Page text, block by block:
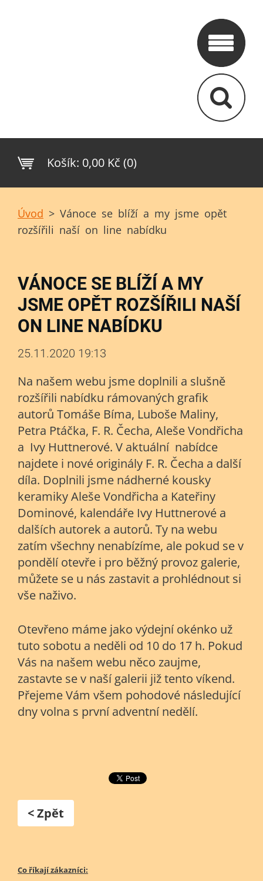
Košík: 0,00 Kč (0)
Úvod > Vánoce se blíží a my jsme opět
rozšířili naší on line nabídku
VÁNOCE SE BLÍŽÍ A MY
JSME OPĚT ROZŠÍŘILI NAŠÍ
ON LINE NABÍDKU
25.11.2020 19:13
Na našem webu jsme doplnili a slušně
rozšířili nabídku rámovaných grafik
autorů Tomáše Bíma, Luboše Maliny,
Petra Ptáčka, F. R. Čecha, Aleše Vondřicha
a Ivy Huttnerové. V aktuální nabídce
najdete i nové originály F. R. Čecha a další
díla. Doplnili jsme nádherné kousky
keramiky Aleše Vondřicha a Kateřiny
Dominové, kalendáře Ivy Huttnerové a
dalších autorek a autorů. Ty na webu
zatím všechny nenabízíme, ale pokud se v
pondělí otevře i pro běžný provoz galerie,
můžete se u nás zastavit a prohlédnout si
vše naživo.
Otevřeno máme jako výdejní okénko už
tuto sobotu a neděli od 10 do 17 h. Pokud
Vás na našem webu něco zaujme,
zastavte se v naší galerii již tento víkend.
Přejeme Vám všem pohodové následující
dny volna s první adventní nedělí.
< Zpět
Co říkají zákazníci: